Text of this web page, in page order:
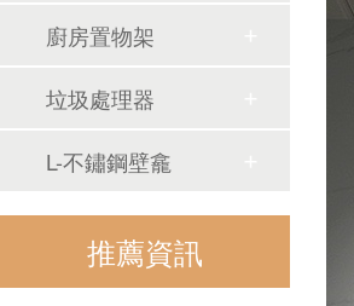
廚房置物架
垃圾處理器
L-不鏽鋼壁龕
推薦資訊
不鏽鋼拉伸雙槽